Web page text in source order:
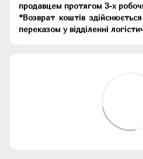
продавцем протягом 3-х
*Возврат коштів
переказом у відділенні